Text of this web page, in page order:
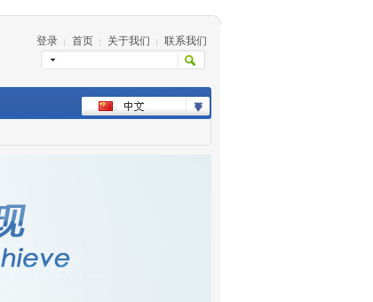
登录 首页 关于我们 联系我们